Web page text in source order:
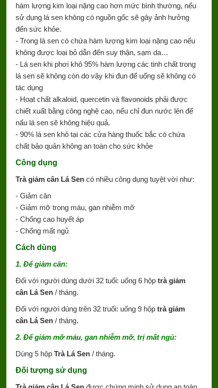
hàm lượng kim loại nặng cao hơn mức bình thường, nếu
sử dụng lá sen không có nguồn gốc sẽ gây ảnh hưởng
đến sức khỏe.
- Trong lá sen có chứa hàm lượng kim loại nặng cao nếu
không được loại bỏ dẫn đến suy thận, sạm da…
- Lá sen khi phơi khô 95% hàm lượng các tinh chất trong
lá sen sẽ không còn do vậy khi đun để uống sẽ không có
tác dụng
- Hoạt chất alkaloid, quercetin và flavonoids phải được
chiết xuất bằng công nghệ cao, nếu chỉ đun nước lên để
nấu lá sen sẽ không hiệu quả.
- 90% lá sen khô tại các cửa hàng thuốc bắc có chứa
chất bảo quản không an toàn cho sức khỏe
Công dụng
Trà giảm cân Lá Sen có nhiều công dụng tuyệt vời như:
- Giảm cân
- Giảm mỡ trong máu, gan nhiễm mỡ
- Chống cao huyết áp
- Chống mất ngủ
Cách dùng
1. Để giảm cân:
Đối với người dùng dưới 32 tuổi: uống 6 hộp trà giảm
cân Lá Sen / tháng.
Đối với người dùng trên 32 truổi: uống 9 hộp trà giảm
cân Lá Sen / tháng.
2. Để giảm mỡ máu, gan nhiễm mỡ, trị mất ngủ:
Dùng 5 hộp Trà Lá Sen / tháng.
Đối tượng sử dụng